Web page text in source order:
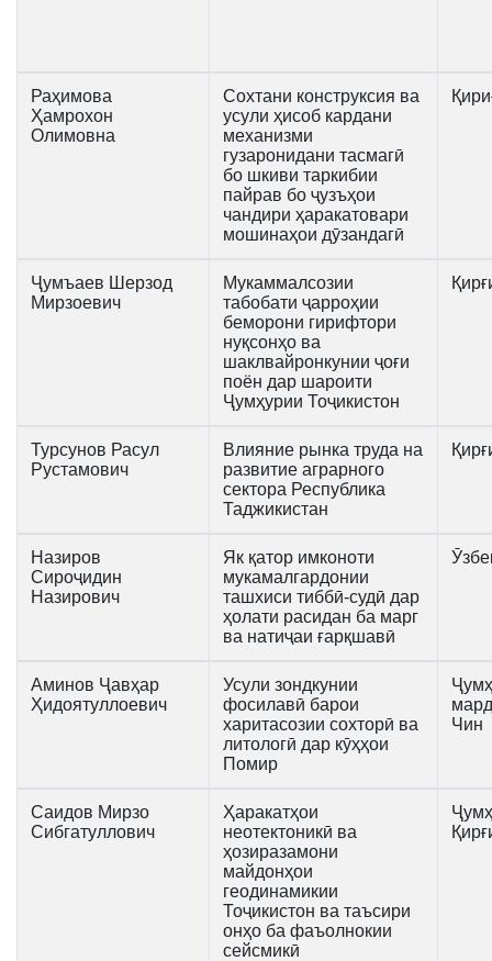
Раҳимова
Ҳамрохон
Олимовна
Сохтани конструксия ва
усули ҳисоб кардани
механизми
гузаронидани тасмагӣ
бо шкиви таркибии
пайрав бо ҷузъҳои
чандири ҳаракатовари
мошинаҳои дӯзандагӣ
Ҷумъаев Шерзод
Мирзоевич
Мукаммалсозии
табобати ҷарроҳии
беморони гирифтори
нуқсонҳо ва
шаклвайронкунии ҷоғи
поён дар шароити
Ҷумҳурии Тоҷикистон
Турсунов Расул
Рустамович
Влияние рынка труда на
развитие аграрного
сектора Республика
Таджикистан
Назиров
Сироҷидин
Назирович
Як қатор имконоти
мукамалгардонии
ташхиси тиббӣ-судӣ дар
ҳолати расидан ба марг
ва натиҷаи ғарқшавӣ
Аминов Ҷавҳар
Ҳидоятуллоевич
Усули зондкунии
фосилавӣ барои
харитасозии сохторӣ ва
литологӣ дар кӯҳҳои
Помир
Чин
Саидов Мирзо
Сибгатуллович
Ҳаракатҳои
неотектоникӣ ва
ҳозиразамони
майдонҳои
геодинамикии
Тоҷикистон ва таъсири
онҳо ба фаъолнокии
сейсмикӣ